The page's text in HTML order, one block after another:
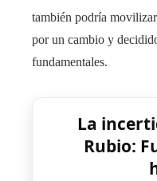
también podría
por un cambio y
fundamentales.
La
Rubio: